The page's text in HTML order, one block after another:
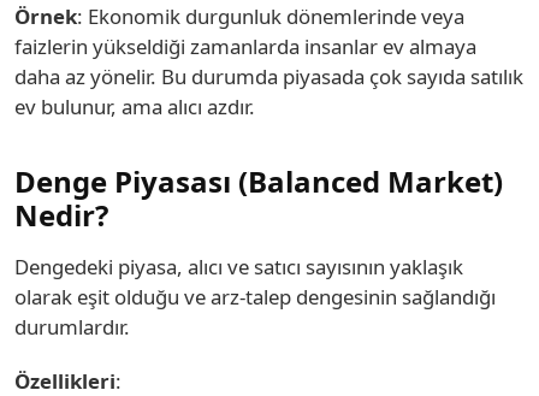
Örnek: Ekonomik durgunluk dönemlerinde veya
faizlerin yükseldiği zamanlarda insanlar ev almaya
daha az yönelir. Bu durumda piyasada çok sayıda satılık
ev bulunur, ama alıcı azdır.
Denge Piyasası (Balanced Market)
Nedir?
Dengedeki piyasa, alıcı ve satıcı sayısının yaklaşık
olarak eşit olduğu ve arz-talep dengesinin sağlandığı
durumlardır.
Özellikleri: